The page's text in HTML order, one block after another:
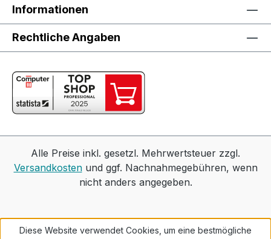
Informationen
Rechtliche Angaben
Alle Preise inkl. gesetzl. Mehrwertsteuer zzgl.
Versandkostenund ggf. Nachnahmegebühren, wenn
nicht anders angegeben.
Diese Website verwendet Cookies, um eine bestmögliche